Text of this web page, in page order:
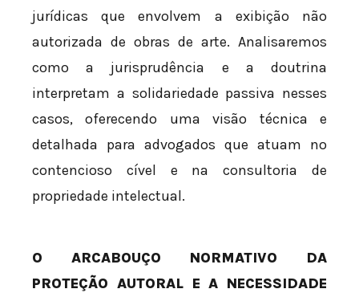
jurídicas que envolvem a exibição não
autorizada de obras de arte. Analisaremos
como a jurisprudência e a doutrina
interpretam a solidariedade passiva nesses
casos, oferecendo uma visão técnica e
detalhada para advogados que atuam no
contencioso cível e na consultoria de
propriedade intelectual.
O ARCABOUÇO NORMATIVO DA
PROTEÇÃO AUTORAL E A NECESSIDADE